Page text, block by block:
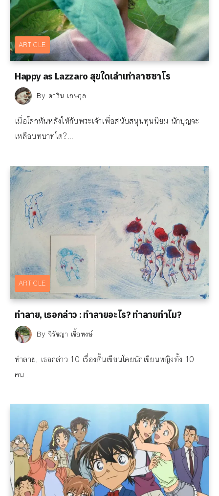
ARTICLE
Happy as Lazzaro สุขใดเล่าเท่าลาซซาโร
By ดาริน เกษกุล
เมื่อโลกหันหลังให้กับพระเจ้าเพื่อสนับสนุนทุนนิยม นักบุญจะ
เหลือบทบาทใด?...
ARTICLE
ทำลาย, เธอกล่าว : ทำลายอะไร? ทำลายทำไม?
By จิรัชญา เชื้อหงษ์
ทำลาย, เธอกล่าว 10 เรื่องสั้นเขียนโดยนักเขียนหญิงทั้ง 10
คน...